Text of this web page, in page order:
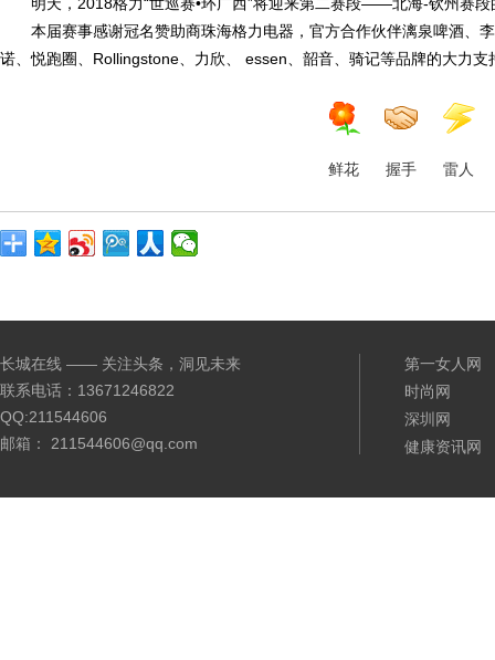
本届赛事感谢冠名赞助商珠海格力电器，官方合作伙伴漓泉啤酒、
诺、悦跑圈、Rollingstone、力欣、 essen、韶音、骑记等品牌的大力支
鲜花 握手 雷人
长城在线 —— 关注头条，洞见未来
联系电话：13671246822
QQ:211544606
邮箱： 211544606@qq.com
第一女人网
时尚网
深圳网
健康资讯网